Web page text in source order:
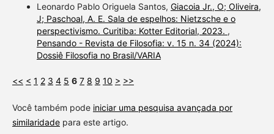
Leonardo Pablo Origuela Santos, Giacoia Jr., O; Oliveira,
J; Paschoal, A. E. Sala de espelhos: Nietzsche e o
perspectivismo. Curitiba: Kotter Editorial, 2023. ,
Pensando - Revista de Filosofia: v. 15 n. 34 (2024):
Dossiê Filosofia no Brasil/VARIA
<< < 1 2 3 4 5 6 7 8 9 10 > >>
Você também pode iniciar uma pesquisa avançada por
similaridadepara este artigo.